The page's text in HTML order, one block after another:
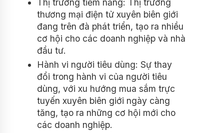
thương mại điện tử xuyên biên giới
đang trên đà phát triển, tạo ra nhiều
cơ hội cho các doanh nghiệp và nhà
đầu tư.
Hành vi người tiêu dùng: Sự thay
đổi trong hành vi của người tiêu
dùng, với xu hướng mua sắm trực
tuyến xuyên biên giới ngày càng
tăng, tạo ra những cơ hội mới cho
các doanh nghiệp.